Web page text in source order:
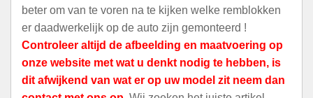
beter om van te voren na te kijken welke remblokken
er daadwerkelijk op de auto zijn gemonteerd !
Controleer altijd de afbeelding en maatvoering op
onze website met wat u denkt nodig te hebben, is
dit afwijkend van wat er op uw model zit neem dan